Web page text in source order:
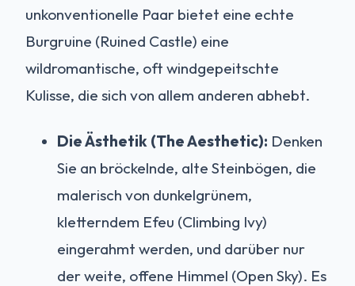
unkonventionelle Paar bietet eine echte
Burgruine (Ruined Castle) eine
wildromantische, oft windgepeitschte
Kulisse, die sich von allem anderen abhebt.
Die Ästhetik (The Aesthetic): Denken
Sie an bröckelnde, alte Steinbögen, die
malerisch von dunkelgrünem,
kletterndem Efeu (Climbing Ivy)
eingerahmt werden, und darüber nur
der weite, offene Himmel (Open Sky). Es